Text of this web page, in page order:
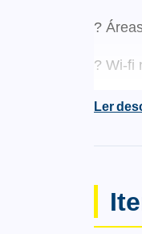
?
? Wi-fi
?
?
?
Ler